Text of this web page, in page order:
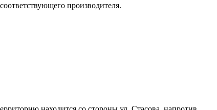
производителя.